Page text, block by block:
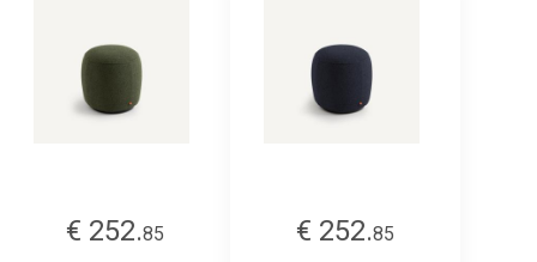
€ 252.85 € 252.85